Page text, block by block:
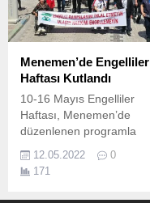
Menemen’de Engelliler
Haftası Kutlandı
10-16 Mayıs Engelliler
Haftası, Menemen’de
düzenlenen programla
kutlandı.
12.05.2022
0
171